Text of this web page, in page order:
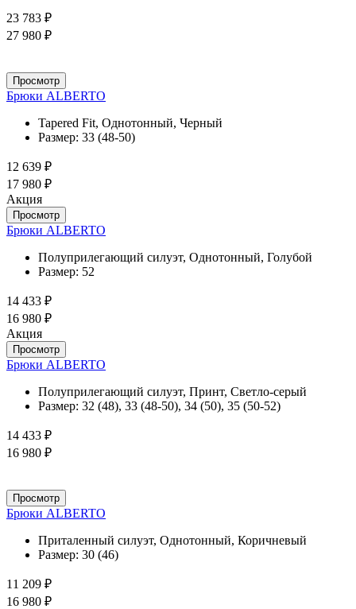
23 783 ₽
27 980 ₽
Просмотр
Брюки ALBERTO
Tapered Fit, Однотонный, Черный
Размер: 33 (48-50)
12 639 ₽
17 980 ₽
Акция
Просмотр
Брюки ALBERTO
Полуприлегающий силуэт, Однотонный, Голубой
Размер: 52
14 433 ₽
16 980 ₽
Акция
Просмотр
Брюки ALBERTO
Полуприлегающий силуэт, Принт, Светло-серый
Размер: 32 (48), 33 (48-50), 34 (50), 35 (50-52)
14 433 ₽
16 980 ₽
Просмотр
Брюки ALBERTO
Приталенный силуэт, Однотонный, Коричневый
Размер: 30 (46)
11 209 ₽
16 980 ₽